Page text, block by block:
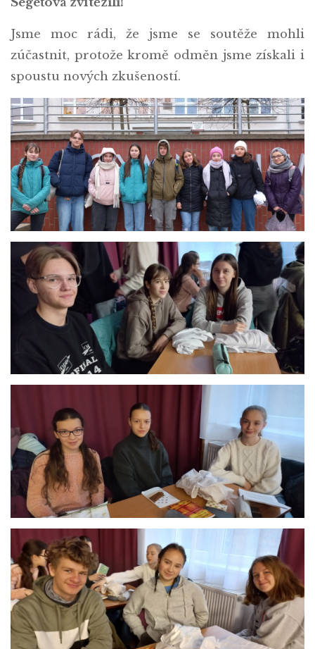
Jsme moc rádi, že jsme se soutěže mohli
zúčastnit, protože kromě odměn jsme získali i
spoustu nových zkušeností.